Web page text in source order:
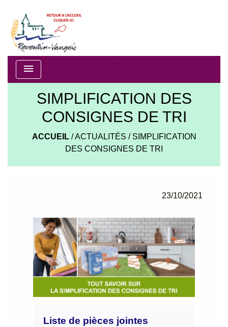
menu
SIMPLIFICATION DES
CONSIGNES DE TRI
ACCUEIL/ACTUALITÉS / SIMPLIFICATION
DES CONSIGNES DE TRI
23/10/2021
Liste de pièces jointes